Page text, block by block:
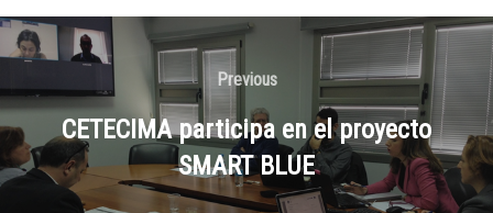
Previous
CETECIMA participa en el proyecto
SMART BLUE